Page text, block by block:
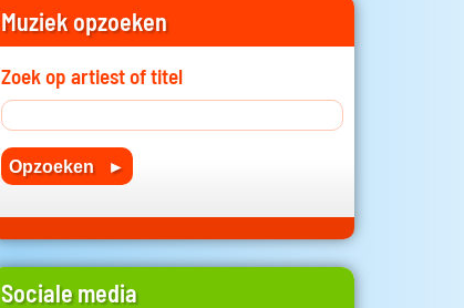
Muziek opzoeken
Zoek op artiest of titel
Sociale media